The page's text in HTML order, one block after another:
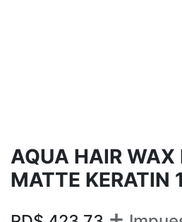
AQUA HAIR WAX
MATTE KERATIN